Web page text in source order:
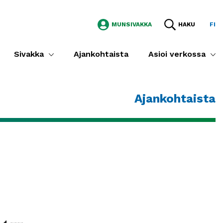
MUNSIVAKKA HAKU FI
Sivakka Ajankohtaista Asioi verkossa
Ajankohtaista